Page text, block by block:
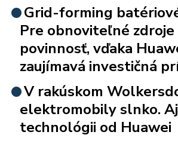
Grid-forming
Pre obnoviteľné zdroje
povinnosť, vďaka
zaujímavá investičná
V rakúskom
elektromobily slnko.
technológii od Huawei